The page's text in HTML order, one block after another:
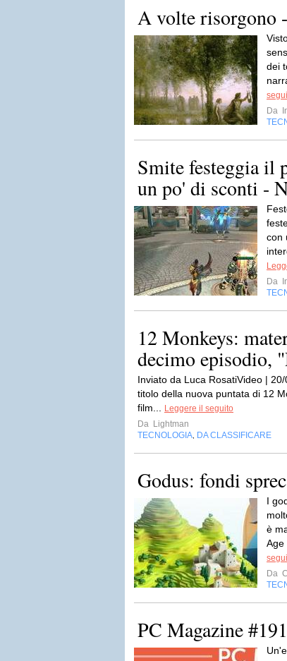
A volte risorgono
dei
Da
Smite festeggia il
un po' di sconti -
con
Da
12 Monkeys:
decimo episodio,
Inviato da Luca RosatiVideo |
titolo della nuova puntata di 12
film...
Leggere il seguito
Da Lightman
TECNOLOGIA DA CLASSIFICARE
Godus: fondi
I
è
Age
Da
PC Magazine